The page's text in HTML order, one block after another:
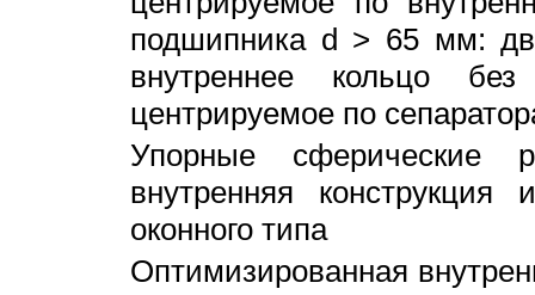
подшипника d > 65 мм:
внутреннее кольцо
центрируемое по
Упорные сферические
внутренняя
оконного типа
Oптимизированная